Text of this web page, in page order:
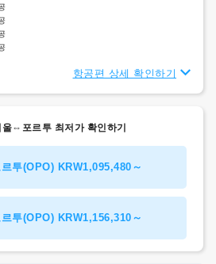
항공편 상세 확인하기
울⇔포르투 최저가 확인하기
투(OPO) KRW1,095,480～
투(OPO) KRW1,156,310～